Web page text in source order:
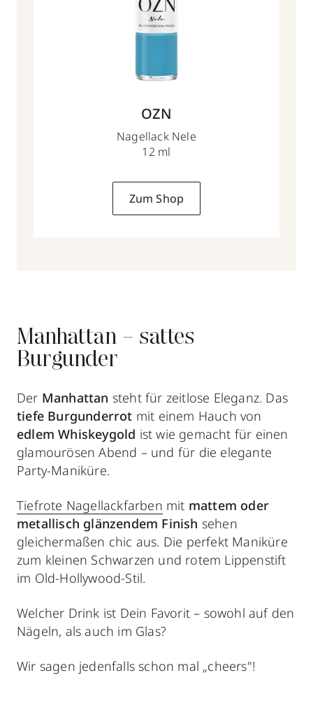
OZN
Nagellack Nele
12 ml
Zum Shop
Manhattan – sattes
Burgunder
Der Manhattan steht für zeitlose Eleganz. Das
tiefe Burgunderrot mit einem Hauch von
edlem Whiskeygold ist wie gemacht für einen
glamourösen Abend – und für die elegante
Party-Maniküre.
Tiefrote Nagellackfarben mit mattem oder
metallisch glänzendem Finish sehen
gleichermaßen chic aus. Die perfekt Maniküre
zum kleinen Schwarzen und rotem Lippenstift
im Old-Hollywood-Stil.
Welcher Drink ist Dein Favorit – sowohl auf den
Nägeln, als auch im Glas?
Wir sagen jedenfalls schon mal „cheers"!